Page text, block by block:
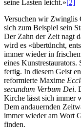
seine Lasten leicht.»[2]
Versuchen wir Zwinglis
sich zum Beispiel sein
Der Zahn der Zeit nagt
wird es «übertüncht,
immer wieder in
eines
fertig. In diesem Geist
reformierte Maxime
secundum Verbum Dei.
Kirche lässt sich immer
Dem andauernden
immer wieder am Wort
finden.